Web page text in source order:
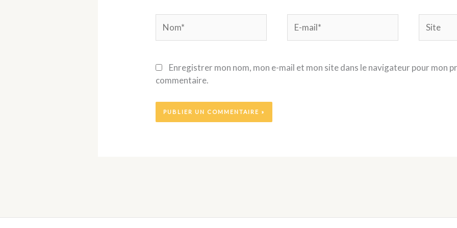
mail*
Enregistrer mon nom, mon e-mail et mon site dans le navigateur pour mon
commentaire.